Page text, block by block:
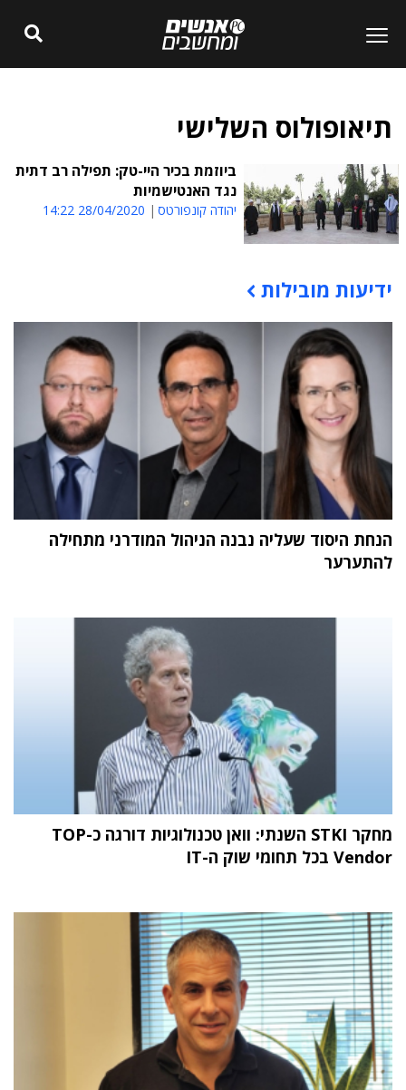
תיאופולוס השלישי
ביוזמת בכיר היי-טק: תפילה רב דתית
נגד האנטישמיות
יהודה קונפורטס 28/04/2020 14:22
תוכן פרסומי
ידיעות מובילות
הנחת היסוד שעליה נבנה הניהול המודרני מתחילה
להתערער
מחקר STKI השנתי: וואן טכנולוגיות דורגה כ-TOP
Vendor בכל תחומי שוק ה-IT